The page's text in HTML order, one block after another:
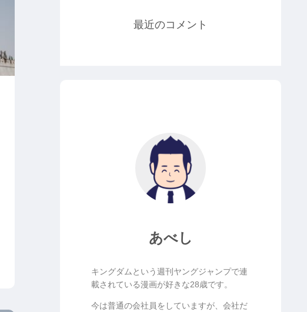
最近のコメント
あべし
キングダムという週刊ヤングジャンプで連
載されている漫画が好きな28歳です。
今は普通の会社員をしていますが、会社だ